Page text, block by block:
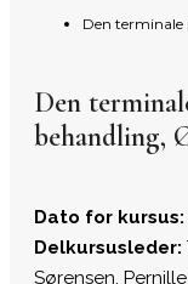
Den
Den
behandling,
Dato for kursus:
Delkursusleder:
Sørensen,